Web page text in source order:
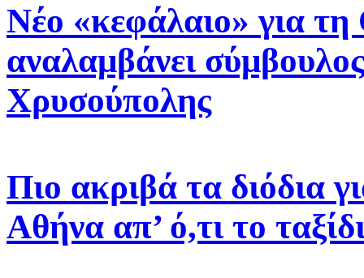
Νέο «κεφάλαιο» για
αναλαμβάνει
Χρυσούπολης
Πιο ακριβά τα διόδια
Αθήνα απ’ ό,τι το